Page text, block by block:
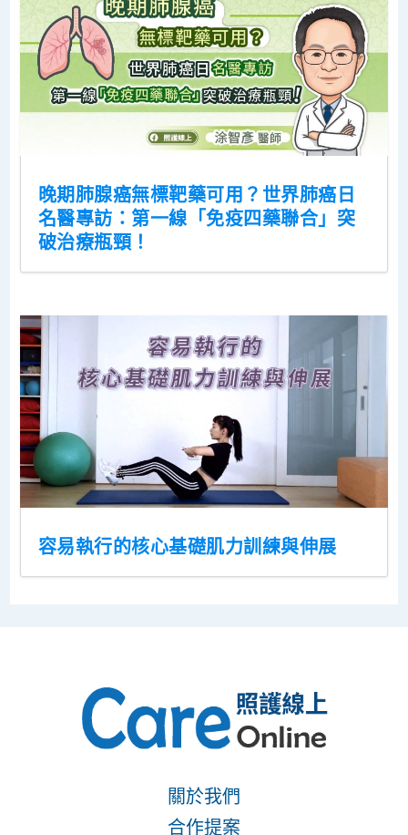
晚期肺腺癌無標靶藥可用？世界肺癌日
名醫專訪：第一線「免疫四藥聯合」突
破治療瓶頸！
容易執行的核心基礎肌力訓練與伸展
關於我們
合作提案